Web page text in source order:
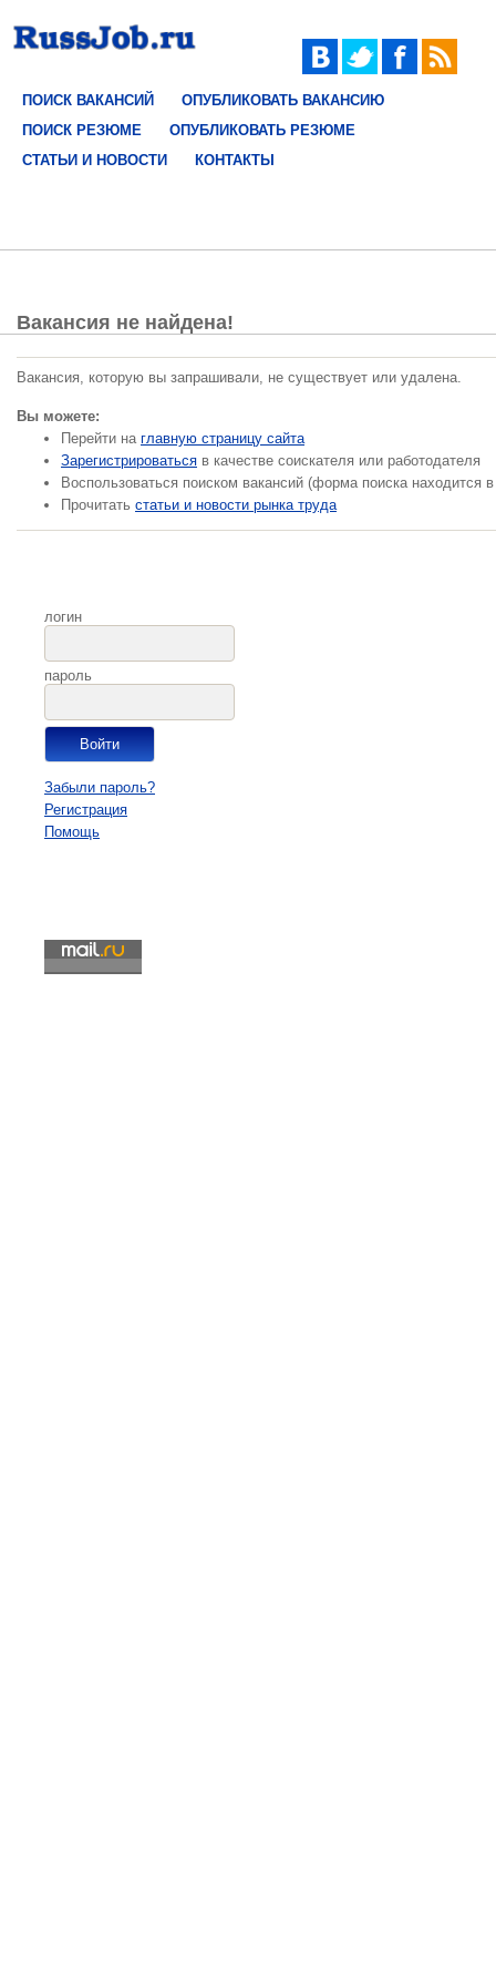
ПОИСК ВАКАНСИЙ
ОПУБЛИКОВАТЬ ВАКАНСИЮ
ПОИСК РЕЗЮМЕ
ОПУБЛИКОВАТЬ РЕЗЮМЕ
СТАТЬИ И НОВОСТИ
КОНТАКТЫ
Вакансия не найдена!
Вакансия, которую вы запрашивали, не существует или удалена.
Вы можете:
Перейти на главную страницу сайта
Зарегистрироваться в качестве соискателя или работодателя
Воспользоваться поиском вакансий (форма поиска находится
Прочитать статьи и новости рынка труда
логин
пароль
Забыли пароль?
Регистрация
Помощь